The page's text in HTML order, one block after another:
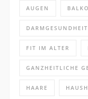
AUGEN
DARMGESUNDHEIT
FIT IM ALTER
GANZHEITLICHE
HAARE